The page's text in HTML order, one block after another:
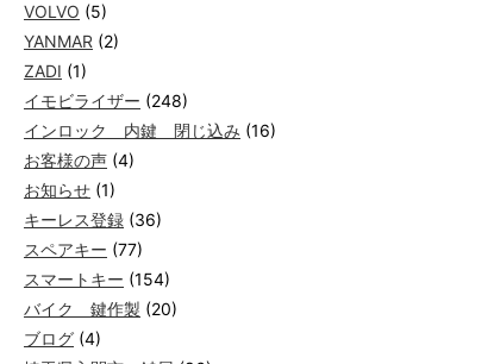
VOLVO (5)
YANMAR (2)
ZADI (1)
イモビライザー (248)
インロック 内鍵 閉じ込み (16)
お客様の声 (4)
お知らせ (1)
キーレス登録 (36)
スペアキー (77)
スマートキー (154)
バイク 鍵作製 (20)
ブログ (4)